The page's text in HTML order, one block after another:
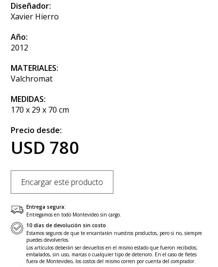
Diseñador:
Xavier Hierro
Año:
2012
MATERIALES:
Valchromat
MEDIDAS:
170 x 29 x 70 cm
Precio desde:
USD 780
Encargar este producto
Entrega segura:
Entregamos en todo Montevideo sin cargo.
10 días de devolución sin costo
Estamos seguros de que te encantarán nuestros productos, pero si no, siempre
puedes devolverlos.
Los artículos deberán ser devueltos en el mismo estado que fueron recibidos;
embalados, sin uso, marcas o cualquier tipo de deterioro. En el caso de fletes
fuera de Montevideo, los costos del mismo corren por cuenta del comprador.